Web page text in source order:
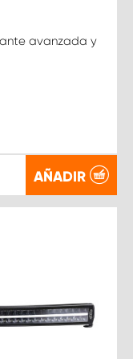
avanzada y
AÑADIR